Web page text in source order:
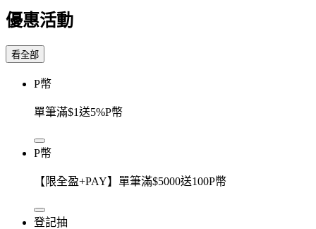
優惠活動
看全部
P幣
單筆滿$1送5%P幣
P幣
【限全盈+PAY】單筆滿$5000送100P幣
登記抽